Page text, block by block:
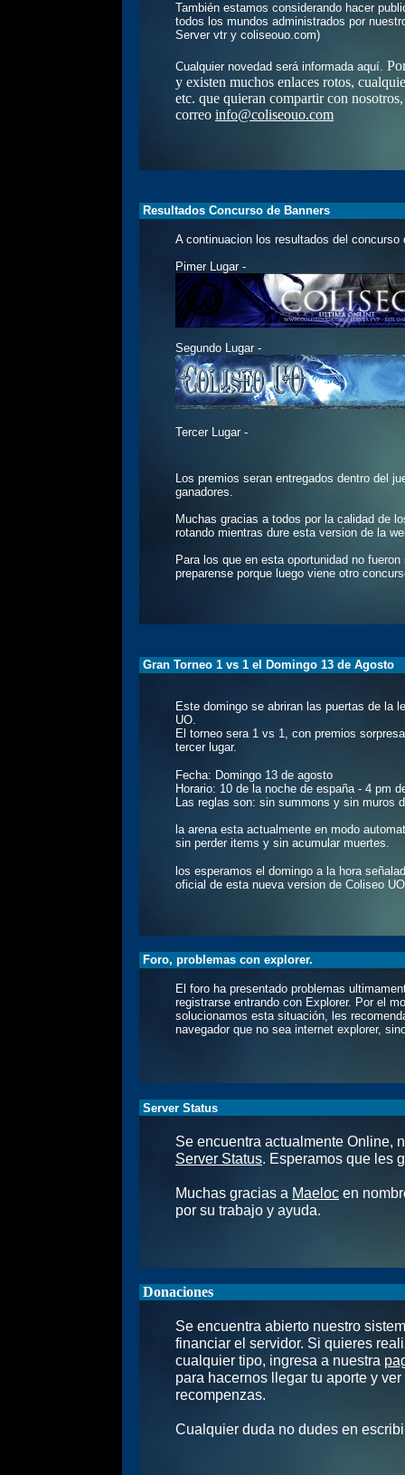
También estamos considerando hacer
todos los mundos administrados por
Server vtr y coliseouo.com)
Cualquier novedad será informada aquí.
y existen muchos enlaces rotos,
etc. que quieran compartir con
correo info@coliseouo.com
Resultados Concurso de Banners
A continuacion los resultados del concurso
Pimer Lugar -
Segundo Lugar -
Tercer Lugar -
Los premios seran entregados dentro del
ganadores.
Muchas gracias a todos por la calidad de
rotando mientras dure esta version de la
Para los que en esta oportunidad no
preparense porque luego viene otro
Gran Torneo 1 vs 1 el Domingo 13 de Agosto
Este domingo se abriran las puertas de la
UO.
El torneo sera 1 vs 1, con premios
tercer lugar.
Fecha: Domingo 13 de agosto
Horario: 10 de la noche de españa - 4 pm
Las reglas son: sin summons y sin muros
la arena esta actualmente en modo
sin perder items y sin acumular muertes.
los esperamos el domingo a la hora
oficial de esta nueva version de Coliseo
Foro, problemas con explorer.
El foro ha presentado problemas
registrarse entrando con Explorer. Por el
solucionamos esta situación, les
navegador que no sea internet explorer,
Server Status
Se encuentra actualmente Online,
Server Status. Esperamos que les
Muchas gracias a Maeloc en
por su trabajo y ayuda.
Donaciones
Se encuentra abierto nuestro
financiar el servidor. Si quieres
cualquier tipo, ingresa a nuestra
para hacernos llegar tu aporte y
recompenzas.
Cualquier duda no dudes en